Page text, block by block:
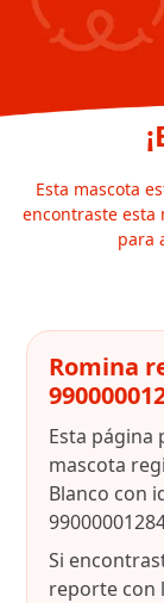
Esta mascota
encontraste esta
para
Romina
Esta página
mascota
Blanco con
Si
reporte con